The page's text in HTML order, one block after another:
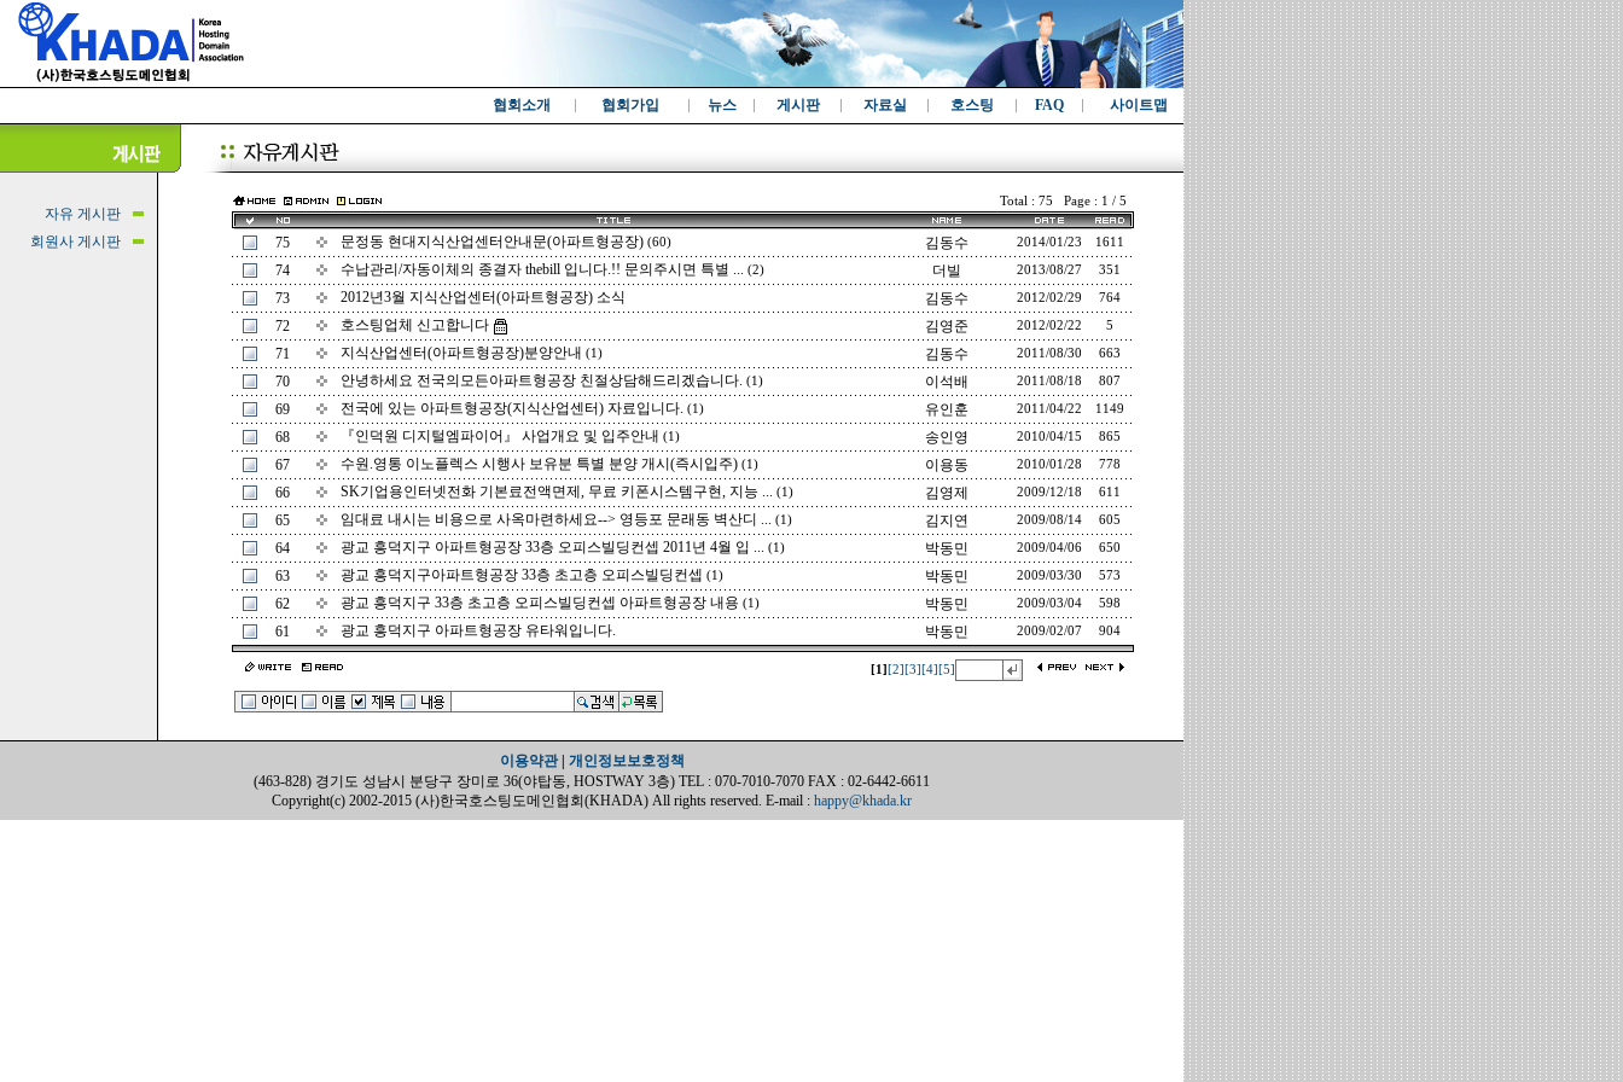
협회소개 협회가입 뉴스 게시판 자료실 호스팅 FAQ 사이트맵
자유 게시판
회원사 게시판
Total : 75 Page : 1 / 5
75 문정동 현대지식산업센터안내문(아파트형공장) (60) 김동수 2014/01/23 1611
74 수납관리/자동이체의 종결자 thebill 입니다.!! 문의주시면 특별 ... (2) 더빌 2013/08/27 351
73 2012년3월 지식산업센터(아파트형공장) 소식 김동수 2012/02/29 764
72 호스팅업체 신고합니다 김영준 2012/02/22 5
71 지식산업센터(아파트형공장)분양안내 (1) 김동수 2011/08/30 663
70 안녕하세요 전국의모든아파트형공장 친절상담해드리겠습니다. (1) 이석배 2011/08/18 807
69 전국에 있는 아파트형공장(지식산업센터) 자료입니다. (1) 유인훈 2011/04/22 1149
68 『인덕원 디지털엠파이어』 사업개요 및 입주안내 (1) 송인영 2010/04/15 865
67 수원.영통 이노플렉스 시행사 보유분 특별 분양 개시(즉시입주) (1) 이용동 2010/01/28 778
66 SK기업용인터넷전화 기본료전액면제, 무료 키폰시스템구현, 지능 ... (1) 김영제 2009/12/18 611
65 임대료 내시는 비용으로 사옥마련하세요--> 영등포 문래동 벽산디 ... (1) 김지연 2009/08/14 605
64 광교 흥덕지구 아파트형공장 33층 오피스빌딩컨셉 2011년 4월 입 ... (1) 박동민 2009/04/06 650
63 광교 흥덕지구아파트형공장 33층 초고층 오피스빌딩컨셉 (1) 박동민 2009/03/30 573
62 광교 흥덕지구 33층 초고층 오피스빌딩컨셉 아파트형공장 내용 (1) 박동민 2009/03/04 598
61 광교 흥덕지구 아파트형공장 유타워입니다. 박동민 2009/02/07 904
[1] [2] [3] [4] [5]
이용약관| 개인정보보호정책
(463-828) 경기도 성남시 분당구 장미로 36(야탑동, HOSTWAY 3층) TEL : 070-7010-7070 FAX : 02-6442-6611
Copyright(c) 2002-2015 (사)한국호스팅도메인협회(KHADA) All rights reserved. E-mail : happy@khada.kr